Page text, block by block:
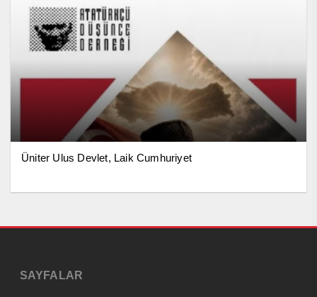
Üniter Ulus Devlet, Laik Cumhuriyet
SAYFALAR